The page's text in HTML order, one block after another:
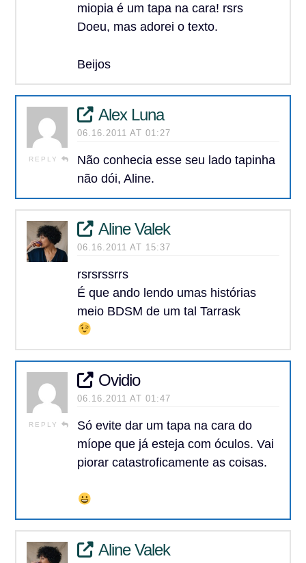
miopia é um tapa na cara! rsrs
Doeu, mas adorei o texto.
Beijos
REPLY
Alex Luna
06.16.2011 AT 01:27
Não conhecia esse seu lado tapinha
não dói, Aline.
Aline Valek
06.16.2011 AT 15:37
rsrsrssrrs
É que ando lendo umas histórias
meio BDSM de um tal Tarrask
REPLY
Ovidio
06.16.2011 AT 01:47
Só evite dar um tapa na cara do
míope que já esteja com óculos. Vai
piorar catastroficamente as coisas.
Aline Valek